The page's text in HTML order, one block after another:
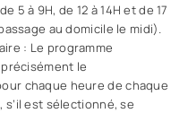
5 à 9H, de 12 à 14H et de 17
au domicile le midi).
: Le programme
le
chaque heure de chaque
s’il est sélectionné, se